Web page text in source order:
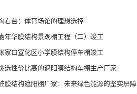
看台：体育场馆的理想选择
年华膜结构景观棚工程（二）竣工
家口宣化区小学膜结构停车棚竣工
选性价比高的遮阳膜结构车棚生产厂家
膜结构遮阳棚厂家：未来绿色能源的坚实屏障